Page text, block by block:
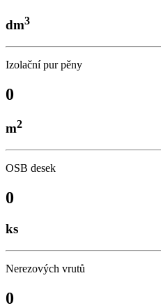
dm3
Izolační pur pěny
0
m2
OSB desek
0
ks
Nerezových vrutů
0